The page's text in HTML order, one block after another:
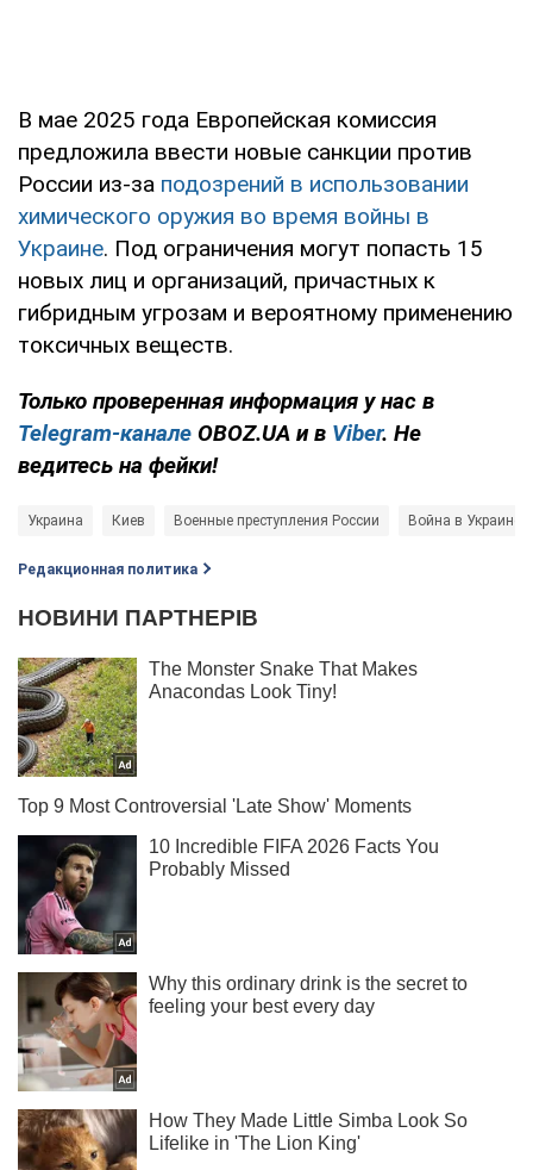
В мае 2025 года Европейская комиссия
предложила ввести новые санкции против
России из-за подозрений в использовании
химического оружия во время войны в
Украине. Под ограничения могут попасть 15
новых лиц и организаций, причастных к
гибридным угрозам и вероятному применению
токсичных веществ.
Только проверенная информация у нас в
Telegram-канале OBOZ.UA и в Viber. Не
ведитесь на фейки!
Украина Киев Военные преступления России Война в Украине
Редакционная политика